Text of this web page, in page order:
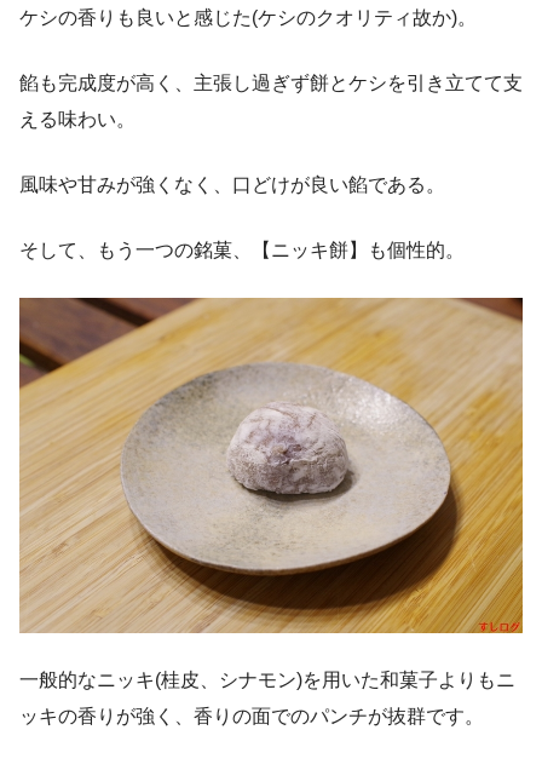
ケシの香りも良いと感じた(ケシのクオリティ故か)。
餡も完成度が高く、主張し過ぎず餅とケシを引き立てて支
える味わい。
風味や甘みが強くなく、口どけが良い餡である。
そして、もう一つの銘菓、【ニッキ餅】も個性的。
一般的なニッキ(桂皮、シナモン)を用いた和菓子よりもニ
ッキの香りが強く、香りの面でのパンチが抜群です。